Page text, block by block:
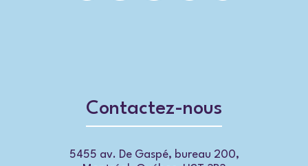
Contactez-nous
5455 av. De Gaspé, bureau 200,